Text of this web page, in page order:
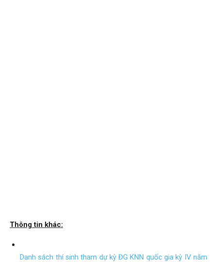
Thông tin khác:
Danh sách thí sinh tham dự kỳ ĐG KNN quốc gia kỳ IV năm